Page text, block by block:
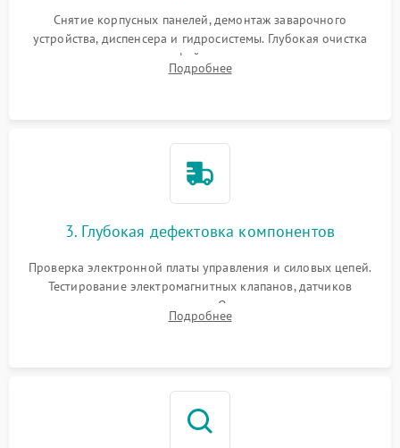
Снятие корпусных панелей, демонтаж заварочного
устройства, диспенсера и гидросистемы. Глубокая очистка
внутренних узлов от кофейных масел, жмыха и накипи.
Промывка дренажных каналов и фильтров с использованием
Подробнее
3. Глубокая дефектовка компонентов
Проверка электронной платы управления и силовых цепей.
Тестирование электромагнитных клапанов, датчиков
температуры и расходомера. Оценка степени износа
жерновов кофемолки, уплотнительных колец гидросистемы
Подробнее